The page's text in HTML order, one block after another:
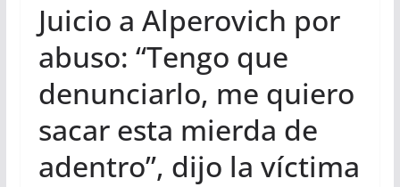
Juicio a Alperovich por
abuso: “Tengo que
denunciarlo, me quiero
sacar esta mierda de
adentro”, dijo la víctima